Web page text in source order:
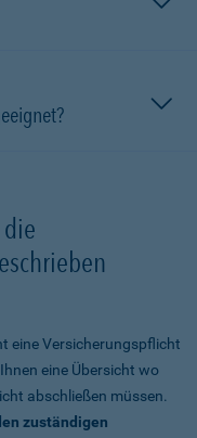
eine Versicherungspflicht
eine Übersicht wo
abschließen müssen.
zuständigen